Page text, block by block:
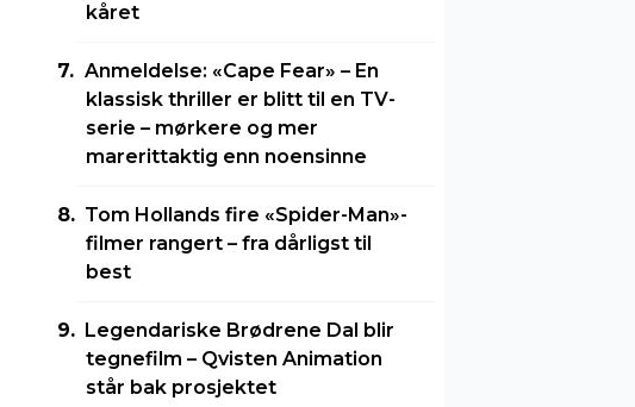
kåret
Anmeldelse: «Cape Fear» – En
klassisk thriller er blitt til en TV-
serie – mørkere og mer
marerittaktig enn noensinne
Tom Hollands fire «Spider-Man»-
filmer rangert – fra dårligst til
best
Legendariske Brødrene Dal blir
tegnefilm – Qvisten Animation
står bak prosjektet